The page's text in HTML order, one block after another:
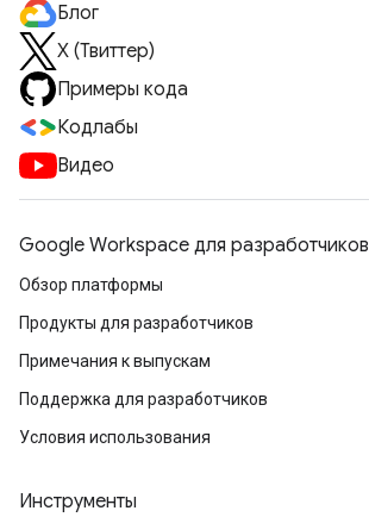
Блог
X (Твиттер)
Примеры кода
Кодлабы
Видео
Google Workspace для разработчиков
Обзор платформы
Продукты для разработчиков
Примечания к выпускам
Поддержка для разработчиков
Условия использования
Инструменты